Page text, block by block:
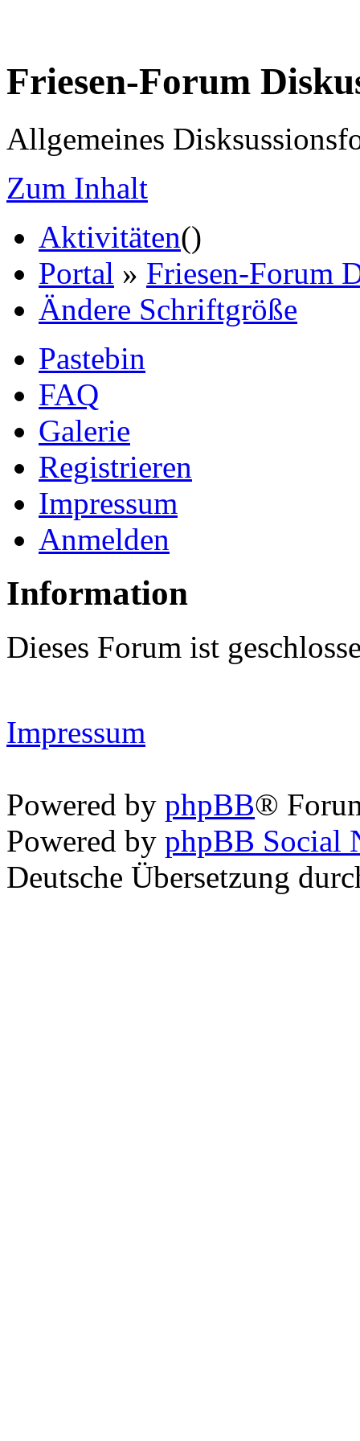
Friesen-Forum
Allgemeines
Zum Inhalt
Aktivitäten()
Portal » Friesen-Forum
Ändere Schriftgröße
Pastebin
FAQ
Galerie
Registrieren
Impressum
Anmelden
Information
Dieses Forum ist
Impressum
Powered by phpBB®
Powered by phpBB Social
Deutsche Übersetzung